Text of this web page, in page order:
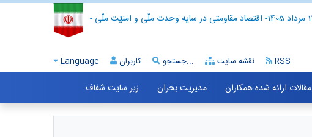
- اقتصاد مقاومتی در سایه وحدت ملّی و امنیّت ملّی -
Language کاربران جستجو... نقشه سایت RSS
مقالات ارائه شده همکاران مدیریت بحران
زیر سایت شفاف